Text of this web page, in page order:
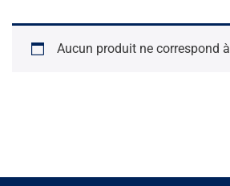
Aucun produit ne correspond